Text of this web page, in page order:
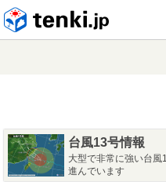
台風13号情報
大型で非常に強い台
進んでいます